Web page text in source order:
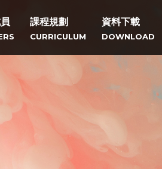
課程規劃
CURRICULUM
資料下載
DOWNLOAD